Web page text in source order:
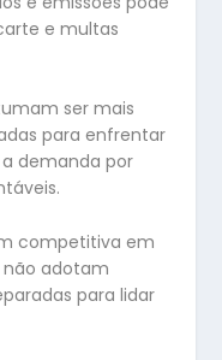
e multas
ser mais
para enfrentar
demanda por
competitiva em
não adotam
para lidar